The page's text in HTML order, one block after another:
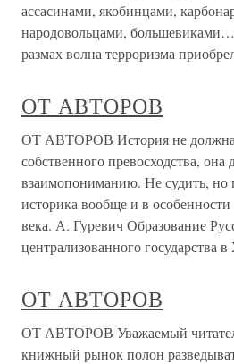
ассасинами, якобинцами,
народовольцами,
размах волна терроризма
ОТ АВТОРОВ
ОТ АВТОРОВ История не должна
собственного превосходства, она
взаимопониманию. Не судить, но
историка вообще и в
века. А. Гуревич Образование
централизованного государства
ОТ АВТОРОВ
ОТ АВТОРОВ Уважаемый
книжный рынок полон